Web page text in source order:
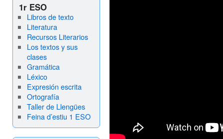
1r ESO
Libros de texto
Literatura
Recursos Literarios
Los textos y sus
clases
Gramática
Léxico
Expresión escrita
Ortografía
Taller de Llengües
Feina d’estiu 1 ESO